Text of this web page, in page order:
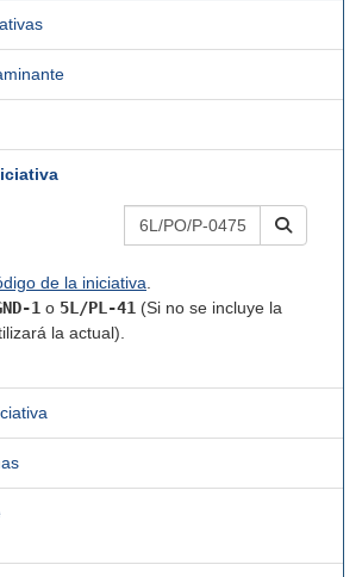
de la iniciativa.
1 o 5L/PL-41 (Si no se incluye la
la actual).